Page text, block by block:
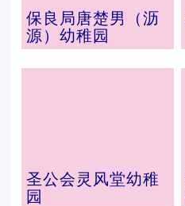
保良局唐楚男（沥
源）幼稚园
圣公会灵风堂幼稚
园